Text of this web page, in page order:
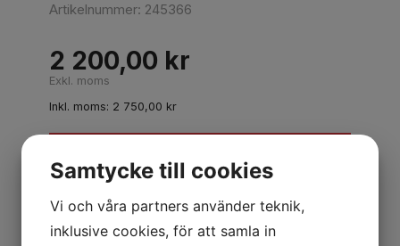
Artikelnummer: 245366
2 200,00 kr
Exkl. moms
Inkl. moms: 2 750,00 kr
Lägg i varukorgen
Beskrivning
Samtycke till cookies
Vi och våra partners använder teknik,
inklusive cookies, för att samla in